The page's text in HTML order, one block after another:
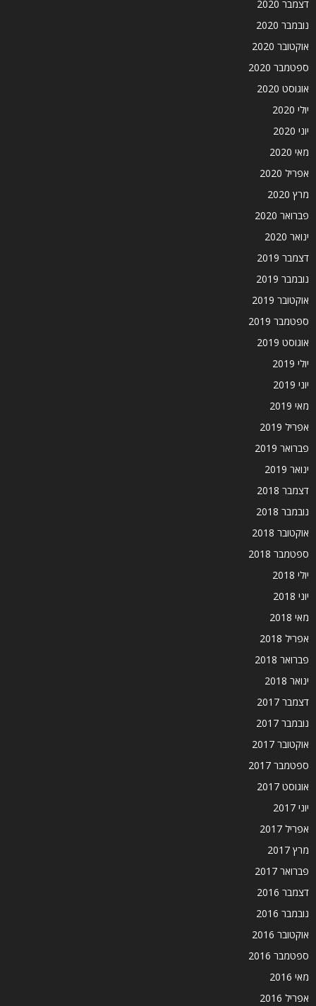
דצמבר 2020
נובמבר 2020
אוקטובר 2020
ספטמבר 2020
אוגוסט 2020
יולי 2020
יוני 2020
מאי 2020
אפריל 2020
מרץ 2020
פברואר 2020
ינואר 2020
דצמבר 2019
נובמבר 2019
אוקטובר 2019
ספטמבר 2019
אוגוסט 2019
יולי 2019
יוני 2019
מאי 2019
אפריל 2019
פברואר 2019
ינואר 2019
דצמבר 2018
נובמבר 2018
אוקטובר 2018
ספטמבר 2018
יולי 2018
יוני 2018
מאי 2018
אפריל 2018
פברואר 2018
ינואר 2018
דצמבר 2017
נובמבר 2017
אוקטובר 2017
ספטמבר 2017
אוגוסט 2017
יוני 2017
אפריל 2017
מרץ 2017
פברואר 2017
דצמבר 2016
נובמבר 2016
אוקטובר 2016
ספטמבר 2016
מאי 2016
אפריל 2016